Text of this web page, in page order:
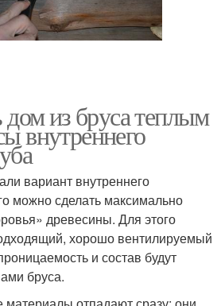
дом из бруса теплым
внутреннего
вариант внутреннего
можно сделать максимально
древесины. Для этого
хорошо вентилируемый
и состав будут
бруса.